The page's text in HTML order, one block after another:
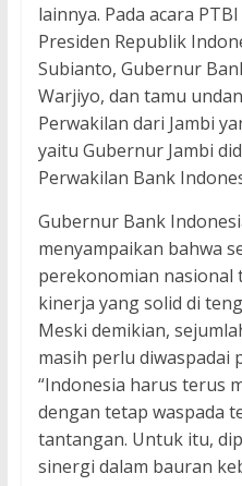
lainnya. Pada acara
Presiden Republik
Subianto, Gubernur
Warjiyo, dan tamu
Perwakilan dari Jambi
yaitu Gubernur Jambi
Perwakilan Bank
Gubernur Bank
menyampaikan bahwa
perekonomian nasional
kinerja yang solid di
Meski demikian,
masih perlu diwaspadai
“Indonesia harus terus
dengan tetap waspada
tantangan. Untuk itu,
sinergi dalam bauran